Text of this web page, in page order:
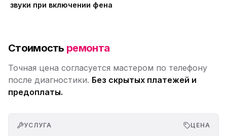
звуки при включении фена
Стоимость ремонта
Точная цена согласуется мастером по телефону
после диагностики. Без скрытых платежей и
предоплаты.
УСЛУГА ЦЕНА